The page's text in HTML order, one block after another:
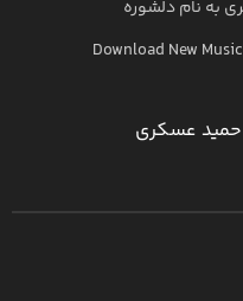
به نامدلشوره
Download New Music
عسکری